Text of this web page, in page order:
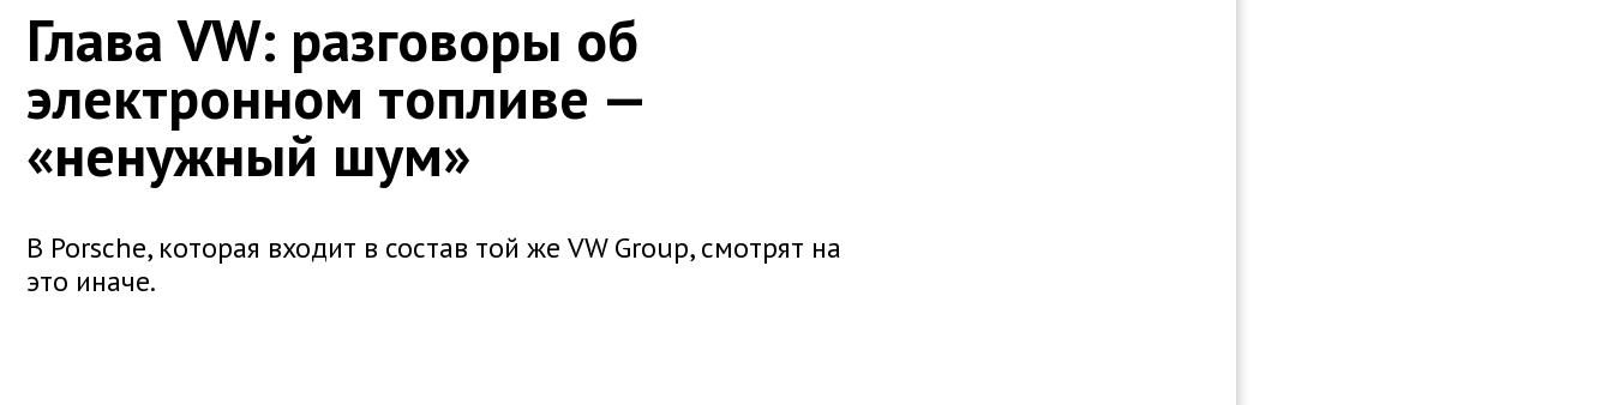
Глава VW: разговоры об
электронном топливе —
«ненужный шум»
В Porsche, которая входит в состав той же VW Group, смотрят на
это иначе.